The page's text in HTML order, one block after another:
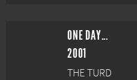
ONE DAY...
2001
THE TURD